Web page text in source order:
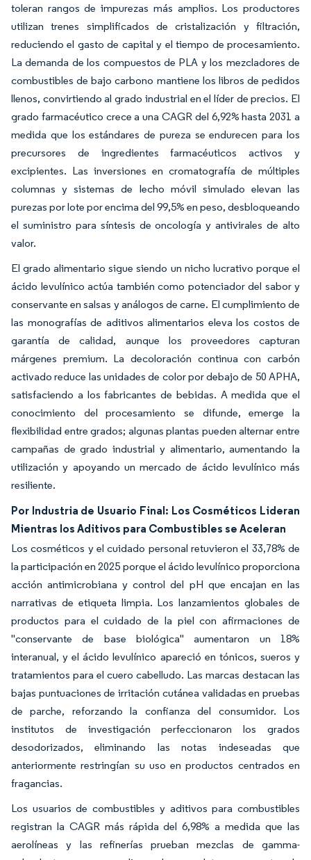
toleran rangos de impurezas más amplios. Los productores
utilizan trenes simplificados de cristalización y filtración,
reduciendo el gasto de capital y el tiempo de procesamiento.
La demanda de los compuestos de PLA y los mezcladores de
combustibles de bajo carbono mantiene los libros de pedidos
llenos, convirtiendo al grado industrial en el líder de precios. El
grado farmacéutico crece a una CAGR del 6,92% hasta 2031 a
medida que los estándares de pureza se endurecen para los
precursores de ingredientes farmacéuticos activos y
excipientes. Las inversiones en cromatografía de múltiples
columnas y sistemas de lecho móvil simulado elevan las
purezas por lote por encima del 99,5% en peso, desbloqueando
el suministro para síntesis de oncología y antivirales de alto
valor.
El grado alimentario sigue siendo un nicho lucrativo porque el
ácido levulínico actúa también como potenciador del sabor y
conservante en salsas y análogos de carne. El cumplimiento de
las monografías de aditivos alimentarios eleva los costos de
garantía de calidad, aunque los proveedores capturan
márgenes premium. La decoloración continua con carbón
activado reduce las unidades de color por debajo de 50 APHA,
satisfaciendo a los fabricantes de bebidas. A medida que el
conocimiento del procesamiento se difunde, emerge la
flexibilidad entre grados; algunas plantas pueden alternar entre
campañas de grado industrial y alimentario, aumentando la
utilización y apoyando un mercado de ácido levulínico más
resiliente.
Por Industria de Usuario Final: Los Cosméticos Lideran
Mientras los Aditivos para Combustibles se Aceleran
Los cosméticos y el cuidado personal retuvieron el 33,78% de
la participación en 2025 porque el ácido levulínico proporciona
acción antimicrobiana y control del pH que encajan en las
narrativas de etiqueta limpia. Los lanzamientos globales de
productos para el cuidado de la piel con afirmaciones de
"conservante de base biológica" aumentaron un 18%
interanual, y el ácido levulínico apareció en tónicos, sueros y
tratamientos para el cuero cabelludo. Las marcas destacan las
bajas puntuaciones de irritación cutánea validadas en pruebas
de parche, reforzando la confianza del consumidor. Los
institutos de investigación perfeccionaron los grados
desodorizados, eliminando las notas indeseadas que
anteriormente restringían su uso en productos centrados en
fragancias.
Los usuarios de combustibles y aditivos para combustibles
registran la CAGR más rápida del 6,98% a medida que las
aerolíneas y las refinerías prueban mezclas de gamma-